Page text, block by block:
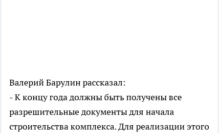
Валерий Барулин рассказал:
- К концу года должны быть получены все
разрешительные документы для начала
строительства комплекса. Для реализации этого